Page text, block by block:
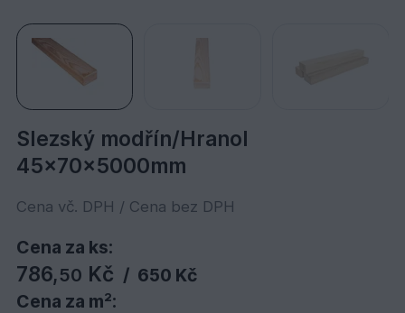
Slezský modřín/Hranol
45x70x5000mm
Cena vč. DPH / Cena bez DPH
Cena za ks:
786,50 Kč / 650 Kč
Cena za m²: